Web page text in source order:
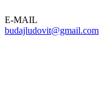
E-MAIL
budajludovit@gmail.com